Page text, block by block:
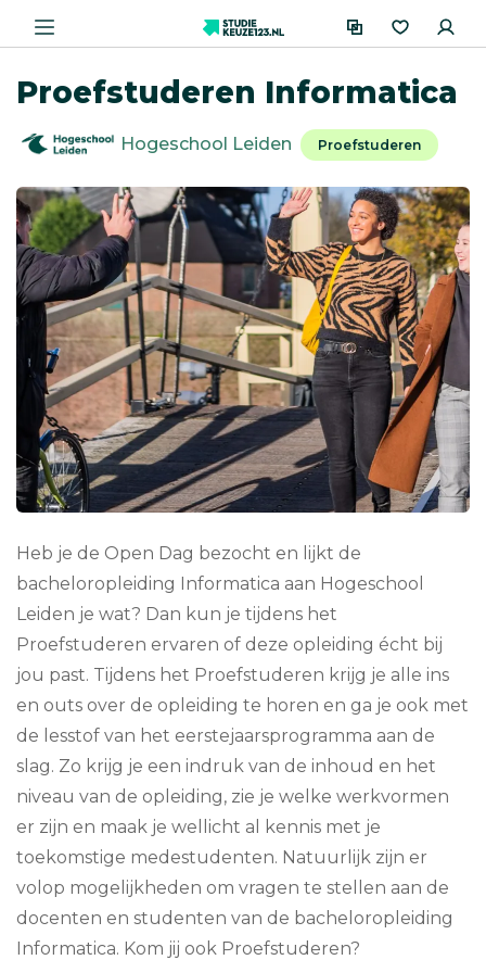
Proefstuderen Informatica
Hogeschool Leiden Proefstuderen
Heb je de Open Dag bezocht en lijkt de
bacheloropleiding Informatica aan Hogeschool
Leiden je wat? Dan kun je tijdens het
Proefstuderen ervaren of deze opleiding écht bij
jou past. Tijdens het Proefstuderen krijg je alle ins
en outs over de opleiding te horen en ga je ook met
de lesstof van het eerstejaarsprogramma aan de
slag. Zo krijg je een indruk van de inhoud en het
niveau van de opleiding, zie je welke werkvormen
er zijn en maak je wellicht al kennis met je
toekomstige medestudenten. Natuurlijk zijn er
volop mogelijkheden om vragen te stellen aan de
docenten en studenten van de bacheloropleiding
Informatica. Kom jij ook Proefstuderen?